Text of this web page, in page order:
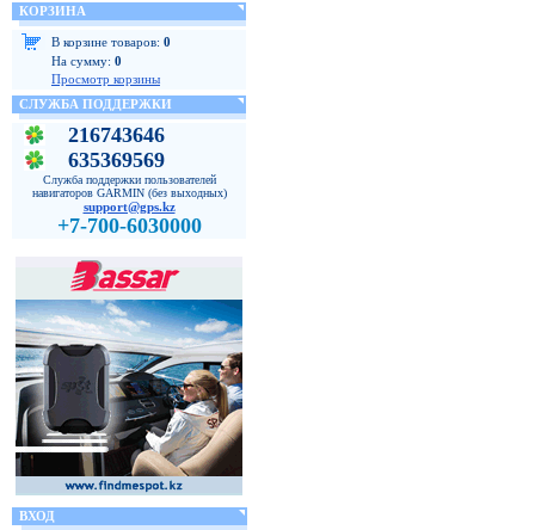
КОРЗИНА
В корзине товаров: 0
На сумму: 0
Просмотр корзины
СЛУЖБА ПОДДЕРЖКИ
216743646
635369569
Служба поддержки пользователей
навигаторов GARMIN (без выходных)
support@gps.kz
+7-700-6030000
ВХОД